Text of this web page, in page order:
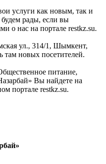
услуги как новым, так и
рады, если вы
о нас на портале restkz.su.
ул., 314/1, Шымкент,
там новых посетителей.
питание,
Вы найдете на
портале restkz.su.